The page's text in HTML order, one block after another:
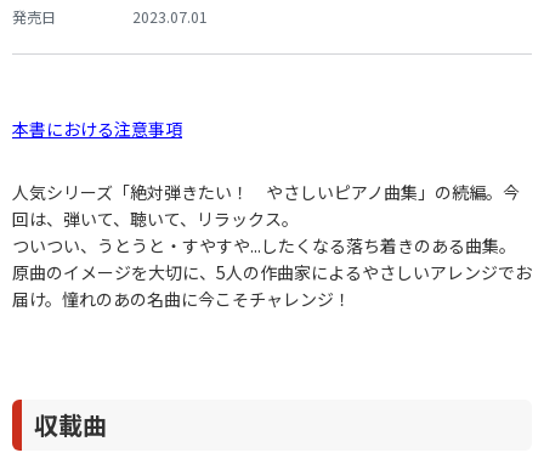
発売日
2023.07.01
本書における注意事項
人気シリーズ「絶対弾きたい！ やさしいピアノ曲集」の続編。今
回は、弾いて、聴いて、リラックス。
ついつい、うとうと・すやすや...したくなる落ち着きのある曲集。
原曲のイメージを大切に、5人の作曲家によるやさしいアレンジでお
届け。憧れのあの名曲に今こそチャレンジ！
収載曲